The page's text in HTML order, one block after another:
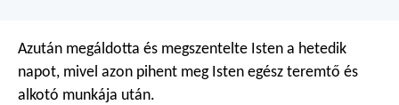
Azután megáldotta és megszentelte Isten a hetedik
napot, mivel azon pihent meg Isten egész teremtő és
alkotó munkája után.